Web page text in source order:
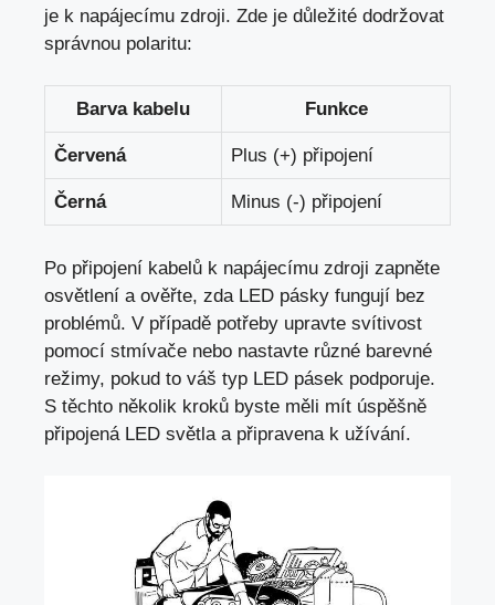
je k napájecímu zdroji. Zde je důležité dodržovat
správnou polaritu:
Barva kabelu Funkce
Červená Plus (+) připojení
Černá Minus (-) připojení
Po připojení kabelů k napájecímu zdroji zapněte
osvětlení a ověřte, zda LED pásky fungují bez
problémů. V případě potřeby upravte svítivost
pomocí stmívače nebo nastavte různé barevné
režimy, pokud to váš typ LED pásek podporuje.
S těchto několik kroků byste měli mít úspěšně
připojená LED světla a připravena k užívání.